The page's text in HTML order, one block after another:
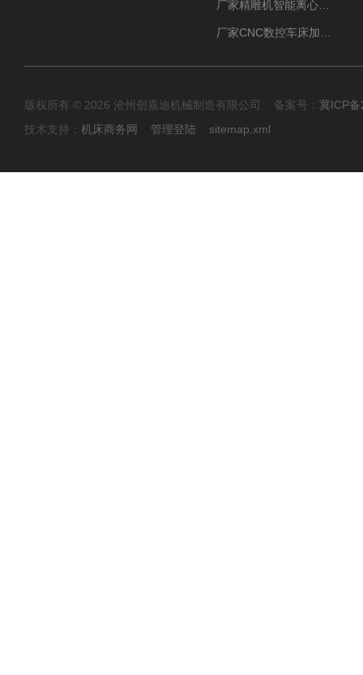
版权所有 © 2026 沧州创嘉迪机械制造有限公司 备案号： 冀ICP
技术支持： 机床商务网 管理登陆 sitemap.xml